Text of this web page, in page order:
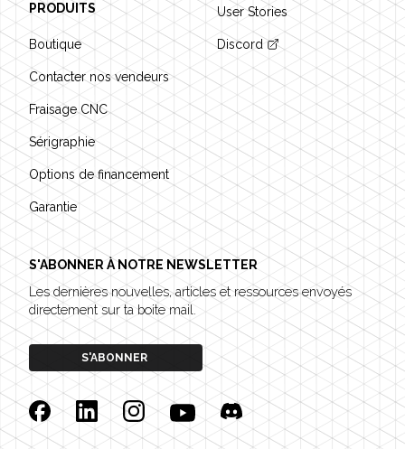
PRODUITS
Boutique
Contacter nos vendeurs
Fraisage CNC
Sérigraphie
Options de financement
Garantie
User Stories
Discord
S'ABONNER À NOTRE NEWSLETTER
Les dernières nouvelles, articles et ressources envoyés
directement sur ta boite mail.
S'ABONNER
FacebookLinkedinInstagramYouTubeDiscord